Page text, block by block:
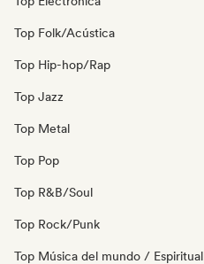
Top Folk/Acústica
Top Hip-hop/Rap
Top Jazz
Top Metal
Top Pop
Top R&B/Soul
Top Rock/Punk
Top Música del mundo / Espiritual